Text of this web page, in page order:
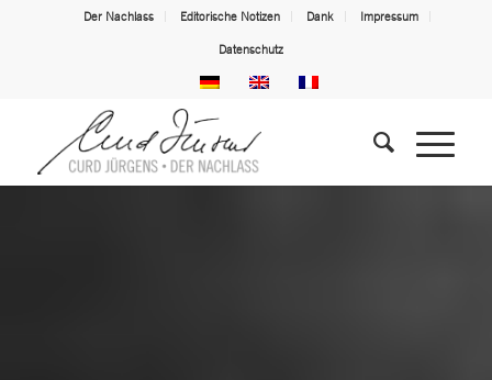
Der Nachlass Editorische Notizen Dank Impressum
Datenschutz